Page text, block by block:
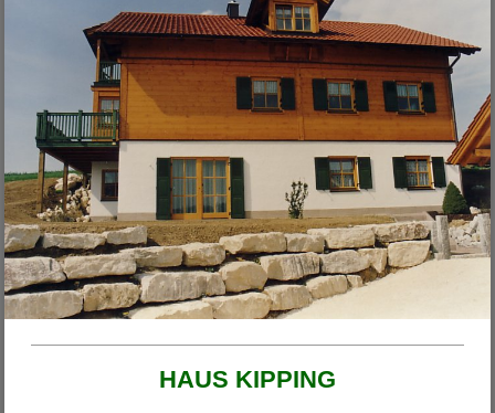
Unsere Projekte
2026
Haus am Ende der Rosengasse
Anbau Michl
Anbau Handfest
Haus Wirth - Großkinsky
Haus Franzi
HAUS KIPPING